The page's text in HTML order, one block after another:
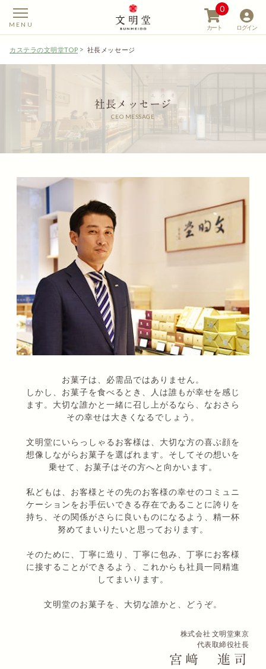
【カステラの文明堂】
ログイン
カート
0
カステラの文明堂TOP 社長メッセージ
社長メッセージ
CEO MESSAGE
お菓子は、必需品ではありません。
しかし、お菓子を食べるとき、人は誰もが幸せを感じ
ます。大切な誰かと一緒に召し上がるなら、なおさら
その幸せは大きくなるでしょう。
文明堂にいらっしゃるお客様は、大切な方の喜ぶ顔を
想像しながらお菓子を選ばれます。そしてその想いを
乗せて、お菓子はその方へと向かいます。
私どもは、お客様とその先のお客様の幸せのコミュニ
ケーションをお手伝いできる存在であることに誇りを
持ち、その関係がさらに良いものになるよう、精一杯
努めてまいりたいと思っております。
そのために、丁寧に造り、丁寧に包み、丁寧にお客様
に接することができるよう、これからも社員一同精進
してまいります。
文明堂のお菓子を、大切な誰かと、どうぞ。
株式会社 文明堂東京
代表取締役社長
宮﨑 進司